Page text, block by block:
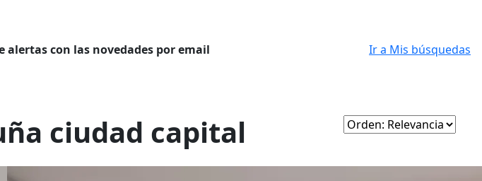
alertas con las novedades por email Ir a Mis búsquedas
ciudad capital